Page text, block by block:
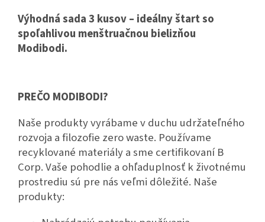
Výhodná sada 3 kusov – ideálny štart so
spoľahlivou menštruačnou bielizňou
Modibodi.
PREČO MODIBODI?
Naše produkty vyrábame v duchu udržateľného
rozvoja a filozofie zero waste. Používame
recyklované materiály a sme certifikovaní B
Corp. Vaše pohodlie a ohľaduplnosť k životnému
prostrediu sú pre nás veľmi dôležité. Naše
produkty: